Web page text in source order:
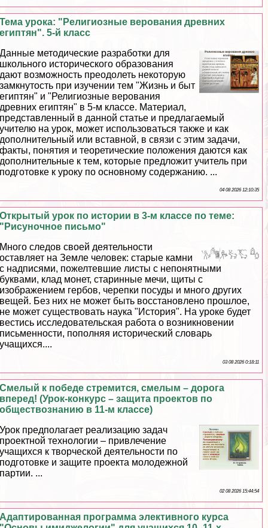
Тема урока: "Религиозные верования древних
египтян". 5-й класс
Данные методические разработки для
школьного исторического образования
дают возможность преодолеть некоторую
замкнутость при изучении тем "Жизнь и быт
египтян" и "Религиозные верования
древних египтян" в 5-м классе. Материал,
представленный в данной статье и предлагаемый
учителю на урок, может использоваться также и как
дополнительный или вставной, в связи с этим задачи,
факты, понятия и теоретические положения даются как
дополнительные к тем, которые предложит учитель при
подготовке к уроку по основному содержанию. ...
04 08 2026 12:10:35
Открытый урок по истории в 3-м классе по теме:
"Рисуночное письмо"
Много следов своей деятельности
оставляет на Земле человек: старые камни
с надписями, пожелтевшие листы с непонятными
буквами, клад монет, старинные мечи, щиты с
изображением гербов, черепки посуды и много других
вещей. Без них не может быть восстановлено прошлое,
не может существовать наука "История". На уроке будет
вестись исследовательская работа о возникновении
письменности, пополняя исторический словарь
учащихся....
03 08 2026 0:18:11
Смелый к победе стремится, смелым – дорога
вперед! (Урок-конкурс – защита проектов по
обществознанию в 11-м классе)
Урок предполагает реализацию задач
проектной технологии – привлечение
учащихся к творческой деятельности по
подготовке и защите проекта молодежной
партии. ...
02 08 2026 15:44:54
Адаптированная программа элективного курса